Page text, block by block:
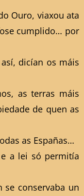
Ouro, viaxou ata
cumplido… por
dicían os máis
as terras máis
de quen as
as Españas…
a lei só permitía
conservaba un